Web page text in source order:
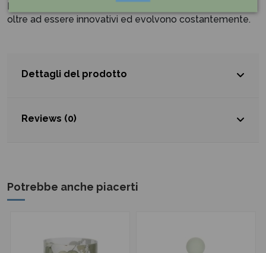
oltre ad essere innovativi ed evolvono costantemente.
Dettagli del prodotto
Reviews (0)
Potrebbe anche piacerti